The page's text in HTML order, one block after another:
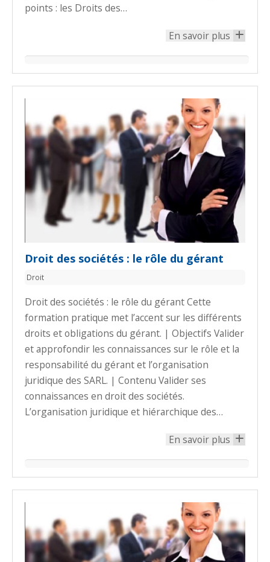
points : les Droits des…
En savoir plus +
Droit des sociétés : le rôle du gérant
Droit
Droit des sociétés : le rôle du gérant Cette
formation pratique met l’accent sur les différents
droits et obligations du gérant. | Objectifs Valider
et approfondir les connaissances sur le rôle et la
responsabilité du gérant et l’organisation
juridique des SARL. | Contenu Valider ses
connaissances en droit des sociétés.
L’organisation juridique et hiérarchique des…
En savoir plus +